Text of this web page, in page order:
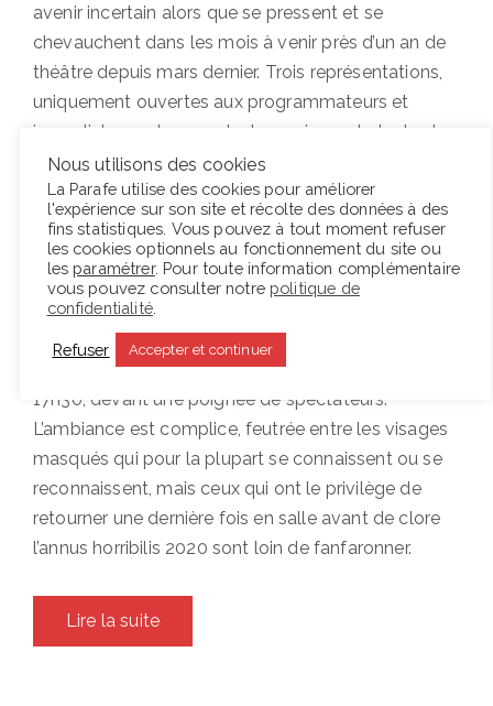
avenir incertain alors que se pressent et se
chevauchent dans les mois à venir près d’un an de
théâtre depuis mars dernier. Trois représentations,
uniquement ouvertes aux programmateurs et
journalistes, ont cependant permis que le texte de
debbie tucker green, figure éminente de l’avant-
garde théâtrale britannique, soit pour la première
fois créé en France et qu’il trouve ainsi une forme
certes diminuée d’existence auprès des
professionnels du secteur, à défaut du public, mais
d’existence tout de même. Pour que la nouvelle
contrainte du couvre-feu soit respectée, le
spectacle a donc été présenté pour trois dates à
17h30, devant une poignée de spectateurs.
L’ambiance est complice, feutrée entre les visages
masqués qui pour la plupart se connaissent ou se
reconnaissent, mais ceux qui ont le privilège de
retourner une dernière fois en salle avant de clore
l’annus horribilis 2020 sont loin de fanfaronner.
Lire la suite
Nous utilisons des cookies
La Parafe utilise des cookies pour améliorer
l'expérience sur son site et récolte des données à des
fins statistiques. Vous pouvez à tout moment refuser
les cookies optionnels au fonctionnement du site ou
les paramétrer. Pour toute information complémentaire
vous pouvez consulter notre politique de
confidentialité.
Refuser Accepter et continuer